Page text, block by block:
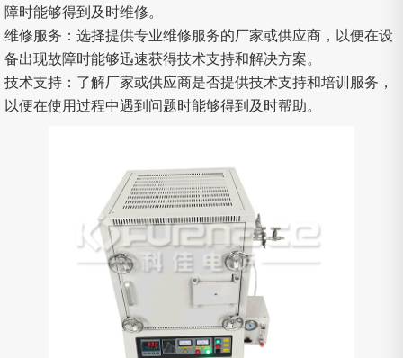
障时能够得到及时维修。
维修服务：选择提供专业维修服务的厂家或供应商，以便在设
备出现故障时能够迅速获得技术支持和解决方案。
技术支持：了解厂家或供应商是否提供技术支持和培训服务，
以便在使用过程中遇到问题时能够得到及时帮助。